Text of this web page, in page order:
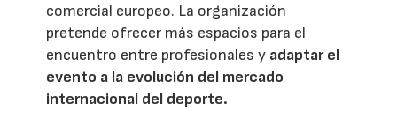
comercial europeo. La organización
pretende ofrecer más espacios para el
encuentro entre profesionales y adaptar el
evento a la evolución del mercado
internacional del deporte.